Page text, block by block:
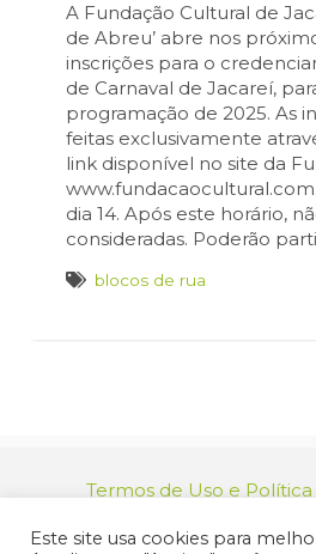
A Fundação Cultural de
de Abreu’ abre nos
inscrições para o
de Carnaval de Jacareí,
programação de 2025. As
feitas exclusivamente
link disponível no site da
dia 14. Após este horário,
consideradas. Poderão
blocos de rua
Termos de Uso e
46.694.139/0001-83 |
Este site usa cookies para